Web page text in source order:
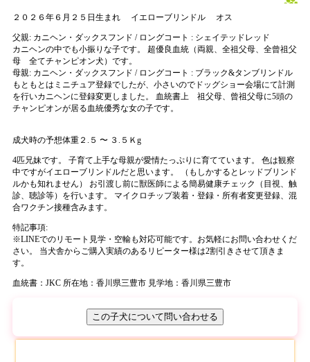
２０２６年６月２５日生まれ イエローブリンドル オス
父親: カニヘン・ダックスフンド / ロングコート : シェイテッドレッド
カニヘンの中でも小振りな子です。 超優良血統（両親、全祖父母、全曾祖父
母 全てチャンピオン犬）です。
母親: カニヘン・ダックスフンド / ロングコート : ブラック&タンブリンドル
もともとはミニチュア登録でしたが、小さいのでドッグショー会場にて計測
を行いカニヘンに登録変更しました。 血統書上 祖父母、曾祖父母に5頭の
チャンピオンが居る血統優秀な女の子です。
成犬時の予想体重２.５ 〜 ３.５Ｋg
4匹兄妹です。 子育て上手な母親が愛情たっぷりに育てています。 色は観察
中ですがイエローブリンドルだと思います。 （もしかするとレッドブリンド
ルかも知れません） お引渡し前に獣医師による簡易健康チェック（目視、触
診、聴診等）を行います。 マイクロチップ装着・登録・所有者変更登録、混
合ワクチン接種含みます。
特記事項:
※LINEでのリモート見学・空輸も対応可能です。お気軽にお問い合わせくだ
さい。 当犬舎からご購入実績のあるリピーター様は2割引きさせて頂きま
す。
血統書：JKC 所在地：香川県三豊市 見学地：香川県三豊市
この子犬について問い合わせる